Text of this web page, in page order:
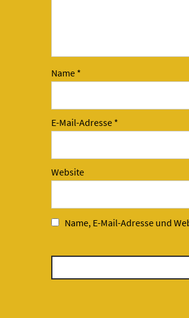
Name *
E-Mail-Adresse *
Website
Name, E-Mail-Adresse und